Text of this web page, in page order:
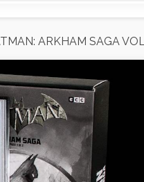
ARKHAM SAGA